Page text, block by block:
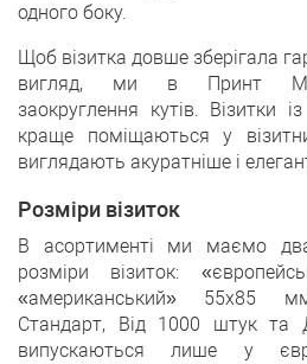
одного боку.
Щоб візитка довше зберігала
вигляд, ми в Принт
заокруглення кутів. Візитки
краще поміщаються у
виглядають акуратніше і
Розміри візиток
В асортименті ми маємо
розміри візиток:
«американський» 55х85
Стандарт, Від 1000 штук та
випускаються лише у